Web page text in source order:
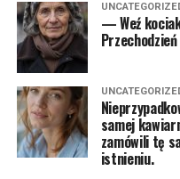
— Weź
samej
zamówili tę
istnieniu.